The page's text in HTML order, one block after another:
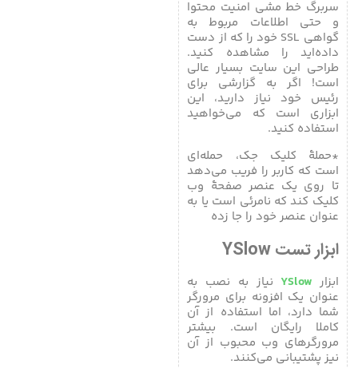
سربرگ خط مشی امنیت محتوا
و حتی اطلاعات مربوط به
گواهی SSL خود را که از دست
داده‌اید را مشاهده کنید.
طراحی این سایت بسیار عالی
است! اگر به گزارشی برای
رئیس خود نیاز دارید، این
ابزاری است که می‌خواهید
استفاده کنید.
*حملۀ کلیک جک، حمله‌ای
است که کاربر را فریب می‌دهد
تا روی یک عنصر صفحۀ وب
کلیک کند که نامرئی است یا به
عنوان عنصر خود را جا زده
ابزار تست YSlow
ابزار YSlow نیاز به نصب به
عنوان یک افزونه برای مرورگر
شما دارد، اما استفاده از آن
کاملا رایگان است. بیشتر
مرورگرهای وب محبوب از آن
نیز پشتیبانی می‌کنند.